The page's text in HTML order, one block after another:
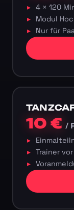
4 × 120
Modul
Nur für
10 €/
Trainer